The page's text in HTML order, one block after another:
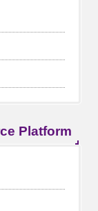
Platform